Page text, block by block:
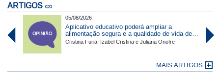
ARTIGOS
05/08/2026
Aplicativo educativo poderá ampliar a
alimentação segura e a qualidade de vida de
idosos
Cristina Furia, Izabel Cristina e Juliana Onofre
MAIS ARTIGOS